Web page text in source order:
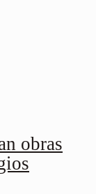
obras